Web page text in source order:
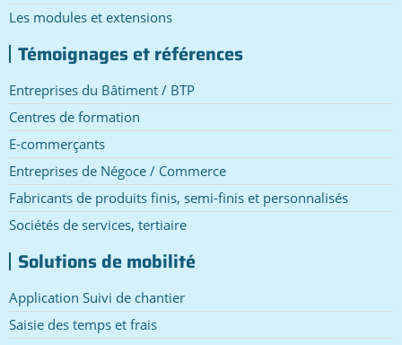
Les modules et extensions
Témoignages et références
Entreprises du Bâtiment / BTP
Centres de formation
E-commerçants
Entreprises de Négoce / Commerce
Fabricants de produits finis, semi-finis et personnalisés
Sociétés de services, tertiaire
Solutions de mobilité
Application Suivi de chantier
Saisie des temps et frais